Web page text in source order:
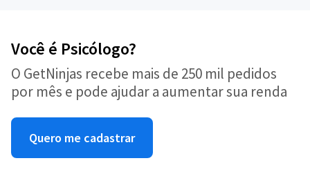
Você é Psicólogo?
O GetNinjas recebe mais de 250 mil pedidos
por mês e pode ajudar a aumentar sua renda
Quero me cadastrar